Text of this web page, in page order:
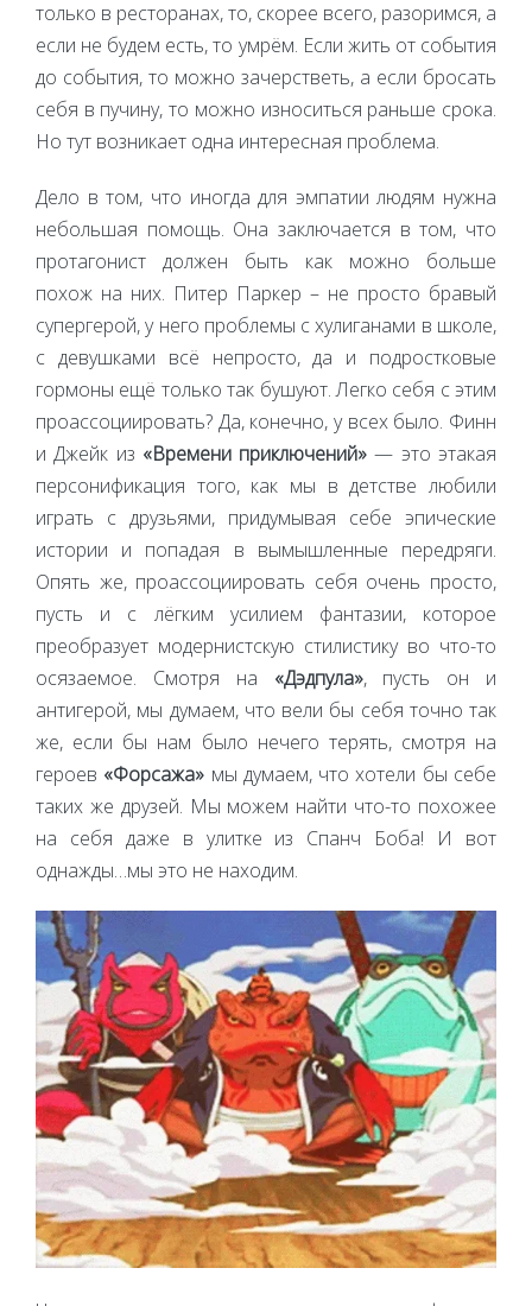
только в ресторанах, то, скорее всего, разоримся, а
если не будем есть, то умрём. Если жить от события
до события, то можно зачерстветь, а если бросать
себя в пучину, то можно износиться раньше срока.
Но тут возникает одна интересная проблема.
Дело в том, что иногда для эмпатии людям нужна
небольшая помощь. Она заключается в том, что
протагонист должен быть как можно больше
похож на них. Питер Паркер – не просто бравый
супергерой, у него проблемы с хулиганами в школе,
с девушками всё непросто, да и подростковые
гормоны ещё только так бушуют. Легко себя с этим
проассоциировать? Да, конечно, у всех было. Финн
и Джейк из «Времени приключений» — это этакая
персонификация того, как мы в детстве любили
играть с друзьями, придумывая себе эпические
истории и попадая в вымышленные передряги.
Опять же, проассоциировать себя очень просто,
пусть и с лёгким усилием фантазии, которое
преобразует модернистскую стилистику во что-то
осязаемое. Смотря на «Дэдпула», пусть он и
антигерой, мы думаем, что вели бы себя точно так
же, если бы нам было нечего терять, смотря на
героев «Форсажа» мы думаем, что хотели бы себе
таких же друзей. Мы можем найти что-то похожее
на себя даже в улитке из Спанч Боба! И вот
однажды…мы это не находим.